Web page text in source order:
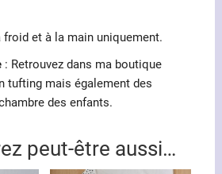
froid et à la main uniquement.
: Retrouvez dans ma boutique
tufting mais également des
des enfants.
peut-être aussi…